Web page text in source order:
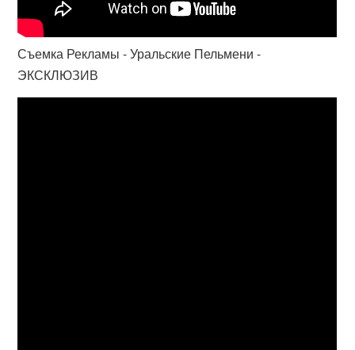
Съемка Рекламы - Уральские Пельмени -
ЭКСКЛЮЗИВ